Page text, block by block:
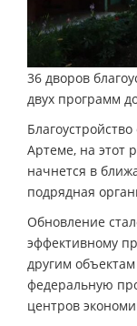
36 дворов
двух программ
Артеме, на этот
начнется в
подрядная
Обновление
эффективному
другим
федеральную
центров